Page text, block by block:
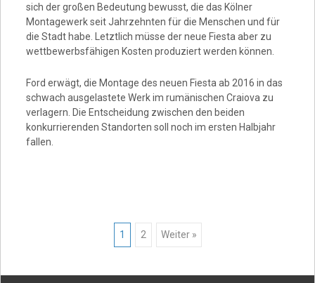
sich der großen Bedeutung bewusst, die das Kölner
Montagewerk seit Jahrzehnten für die Menschen und für
die Stadt habe. Letztlich müsse der neue Fiesta aber zu
wettbewerbsfähigen Kosten produziert werden können.
Ford erwägt, die Montage des neuen Fiesta ab 2016 in das
schwach ausgelastete Werk im rumänischen Craiova zu
verlagern. Die Entscheidung zwischen den beiden
konkurrierenden Standorten soll noch im ersten Halbjahr
fallen.
1 2 Weiter »